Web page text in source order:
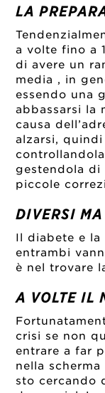
LA
a volte fino a
di avere un
media , in
essendo una
abbassarsi la
causa
alzarsi,
gestendola di
piccole
DIVERSI
Il diabete e la
entrambi
è nel trovare
A VOLTE IL
crisi se non
entrare a far
nella
sto cercando